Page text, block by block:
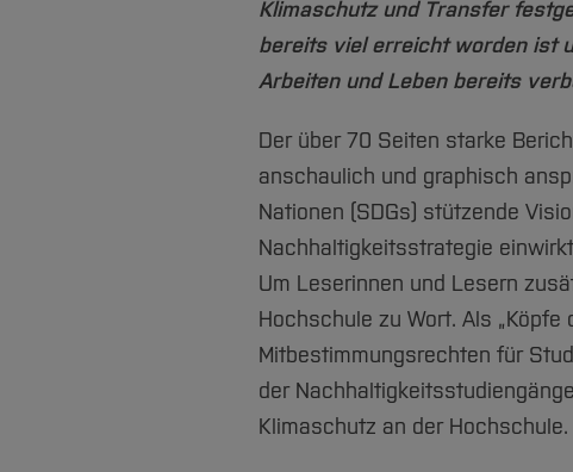
Klimaschutz und Transfer
bereits viel erreicht worden ist
Arbeiten und Leben bereits
Der über 70 Seiten starke
anschaulich und graphisch
Nationen (SDGs) stützende
Nachhaltigkeitsstrategie
Um Leserinnen und Lesern
Hochschule zu Wort. Als
Mitbestimmungsrechten für
der
Klimaschutz an der Hochschule.